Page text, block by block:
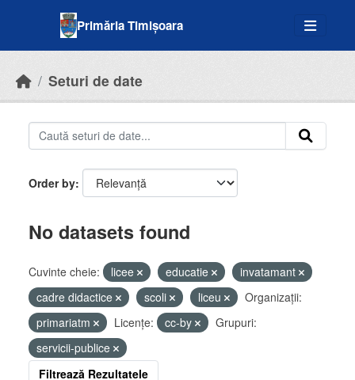
Primăria Timișoara
Seturi de date
Order by
No datasets found
Cuvinte cheie: licee educatie
invatamant
cadre didactice
scoli liceu
Organizații:
primariatm
Licenţe: cc-by
Grupuri:
servicii-publice
Filtrează Rezultatele